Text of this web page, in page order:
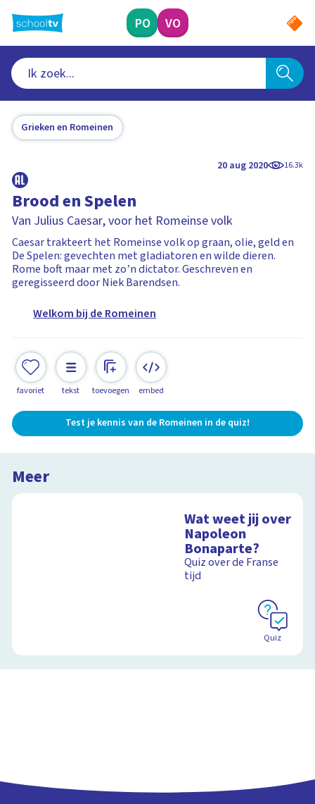
naar
hoofdinhoud
PO VO
Grieken en Romeinen
20 aug 2020 16.3k
Brood en Spelen
Van Julius Caesar, voor het Romeinse volk
Caesar trakteert het Romeinse volk op graan, olie, geld en
De Spelen: gevechten met gladiatoren en wilde dieren.
Rome boft maar met zo’n dictator. Geschreven en
geregisseerd door Niek Barendsen.
Welkom bij de Romeinen
favoriet tekst toevoegen embed
Test je kennis van de Romeinen in de quiz!
Meer
Wat weet jij over
Napoleon
Bonaparte?
Quiz over de Franse
tijd
Quiz